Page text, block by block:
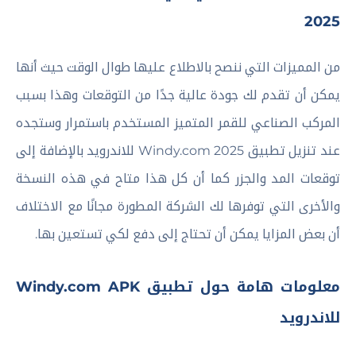
2025
من المميزات التي ننصح بالاطلاع عليها طوال الوقت حيث أنها
يمكن أن تقدم لك جودة عالية جدًا من التوقعات وهذا بسبب
المركب الصناعي للقمر المتميز المستخدم باستمرار وستجده
عند تنزيل تطبيق Windy.com 2025 للاندرويد بالإضافة إلى
توقعات المد والجزر كما أن كل هذا متاح في هذه النسخة
والأخرى التي توفرها لك الشركة المطورة مجانًا مع الاختلاف
أن بعض المزايا يمكن أن تحتاج إلى دفع لكي تستعين بها.
معلومات هامة حول تطبيق Windy.com APK
للاندرويد